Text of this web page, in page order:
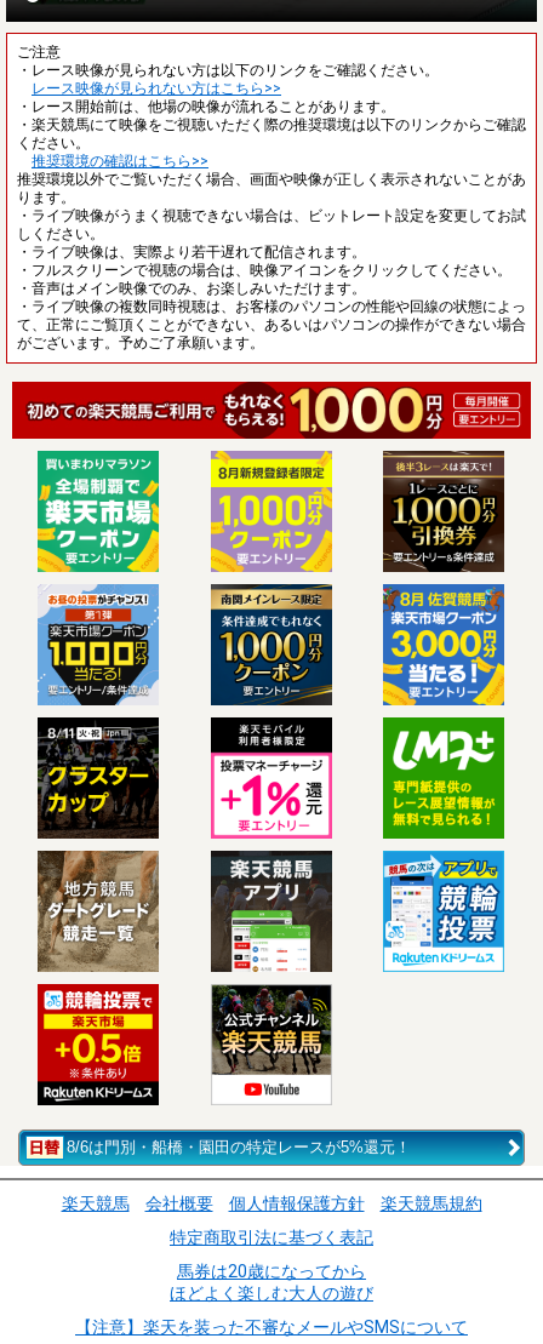
ご注意
・レース映像が見られない方は以下のリンクをご確認ください。
レース映像が見られない方はこちら>>
・レース開始前は、他場の映像が流れることがあります。
・楽天競馬にて映像をご視聴いただく際の推奨環境は以下のリンクからご確認
ください。
推奨環境の確認はこちら>>
推奨環境以外でご覧いただく場合、画面や映像が正しく表示されないことがあ
ります。
・ライブ映像がうまく視聴できない場合は、ビットレート設定を変更してお試
しください。
・ライブ映像は、実際より若干遅れて配信されます。
・フルスクリーンで視聴の場合は、映像アイコンをクリックしてください。
・音声はメイン映像でのみ、お楽しみいただけます。
・ライブ映像の複数同時視聴は、お客様のパソコンの性能や回線の状態によっ
て、正常にご覧頂くことができない、あるいはパソコンの操作ができない場合
がございます。予めご了承願います。
8/6は門別・船橋・園田の特定レースが5%還元！
楽天競馬 会社概要 個人情報保護方針
楽天競馬規約
特定商取引法に基づく表記
馬券は20歳になってから
ほどよく楽しむ大人の遊び
【注意】楽天を装った不審なメールやSMSについて